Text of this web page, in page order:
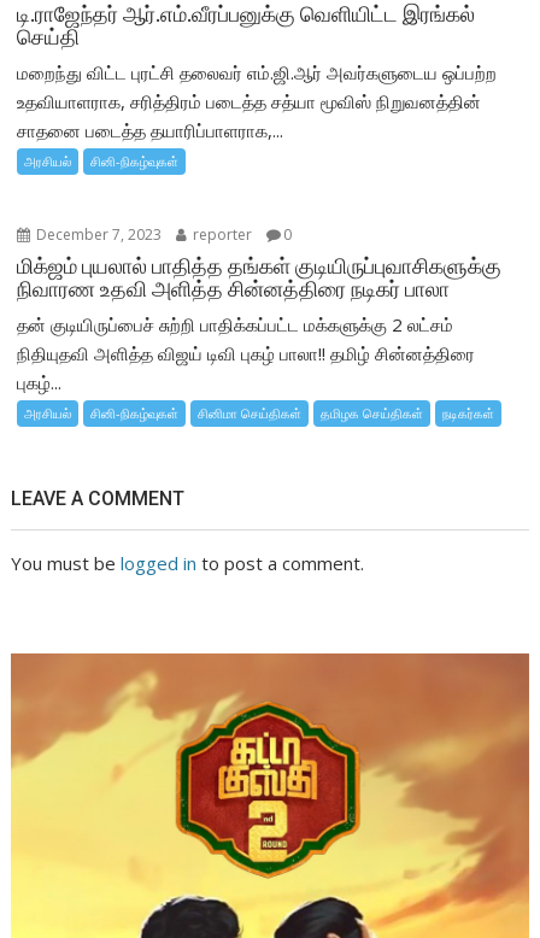
டி.ராஜேந்தர் ஆர்.எம்.வீரப்பனுக்கு வெளியிட்ட இரங்கல்
செய்தி
மறைந்து விட்ட புரட்சி தலைவர் எம்.ஜி.ஆர் அவர்களுடைய ஒப்பற்ற
உதவியாளராக, சரித்திரம் படைத்த சத்யா மூவிஸ் நிறுவனத்தின்
சாதனை படைத்த தயாரிப்பாளராக,...
அரசியல் சினி-நிகழ்வுகள்
December 7, 2023 reporter 0
மிக்ஜம் புயலால் பாதித்த தங்கள் குடியிருப்புவாசிகளுக்கு
நிவாரண உதவி அளித்த சின்னத்திரை நடிகர் பாலா
தன் குடியிருப்பைச் சுற்றி பாதிக்கப்பட்ட மக்களுக்கு 2 லட்சம்
நிதியுதவி அளித்த விஜய் டிவி புகழ் பாலா!! தமிழ் சின்னத்திரை
புகழ்...
அரசியல் சினி-நிகழ்வுகள் சினிமா செய்திகள் தமிழக செய்திகள் நடிகர்கள்
LEAVE A COMMENT
You must belogged in to post a comment.